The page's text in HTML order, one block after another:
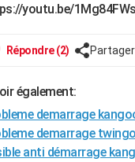
youtu.be/
Répondre (2) Partager
également:
demarrage
demarrage
anti démarrage